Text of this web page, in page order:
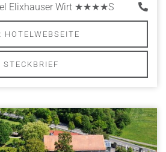
Elixhauser Wirt ★★★★S
HOTELWEBSEITE
STECKBRIEF